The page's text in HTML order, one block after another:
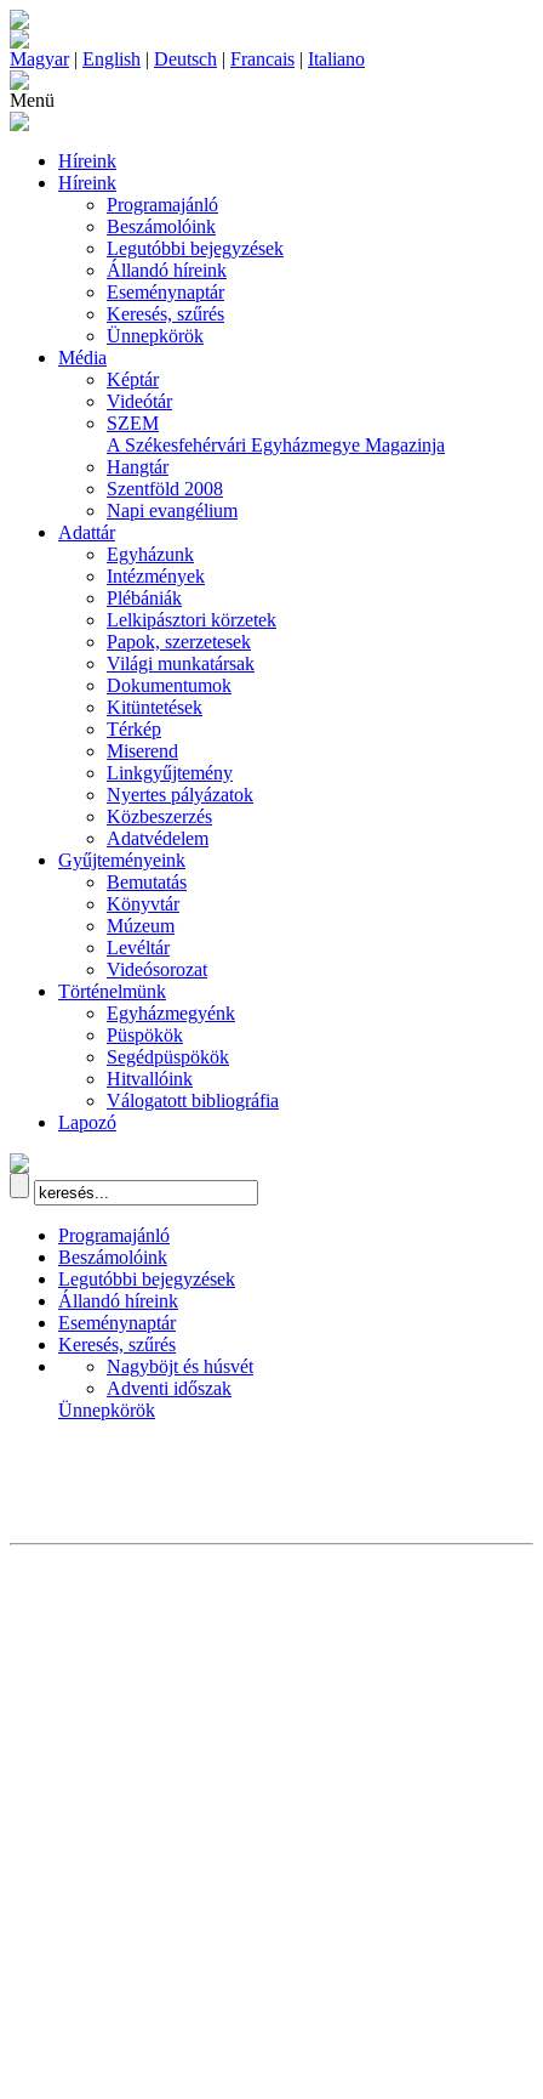
Magyar| English | Deutsch | Francais | Italiano
Menü
Híreink
Híreink
Programajánló
Beszámolóink
Legutóbbi bejegyzések
Állandó híreink
Eseménynaptár
Keresés, szűrés
Ünnepkörök
Média
Képtár
Videótár
SZEM
A Székesfehérvári Egyházmegye Magazinja
Hangtár
Szentföld 2008
Napi evangélium
Adattár
Egyházunk
Intézmények
Plébániák
Lelkipásztori körzetek
Papok, szerzetesek
Világi munkatársak
Dokumentumok
Kitüntetések
Térkép
Miserend
Linkgyűjtemény
Nyertes pályázatok
Közbeszerzés
Adatvédelem
Gyűjteményeink
Bemutatás
Könyvtár
Múzeum
Levéltár
Videósorozat
Történelmünk
Egyházmegyénk
Püspökök
Segédpüspökök
Hitvallóink
Válogatott bibliográfia
Lapozó
Programajánló
Beszámolóink
Legutóbbi bejegyzések
Állandó híreink
Eseménynaptár
Keresés, szűrés
Nagyböjt és húsvét
Adventi időszak
Ünnepkörök